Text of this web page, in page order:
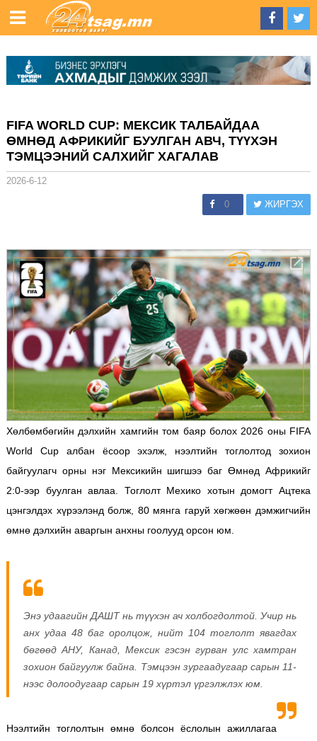
FIFA WORLD CUP: МЕКСИК ТАЛБАЙДАА
ӨМНӨД АФРИКИЙГ БУУЛГАН АВЧ, ТҮҮХЭН
ТЭМЦЭЭНИЙ САЛХИЙГ ХАГАЛАВ
2026-6-12
0 ЖИРГЭХ
Хөлбөмбөгийн дэлхийн хамгийн том баяр болох 2026 оны FIFA
World Cup албан ёсоор эхэлж, нээлтийн тоглолтод зохион
байгуулагч орны нэг Мексикийн шигшээ баг Өмнөд Африкийг
2:0-ээр буулган авлаа. Тоглолт Мехико хотын домогт Ацтека
цэнгэлдэх хүрээлэнд болж, 80 мянга гаруй хөгжөөн дэмжигчийн
өмнө дэлхийн аваргын анхны гоолууд орсон юм.
Энэ удаагийн ДАШТ нь түүхэн ач холбогдолтой. Учир нь
анх удаа 48 баг оролцож, нийт 104 тоглолт явагдах
бөгөөд АНУ, Канад, Мексик гэсэн гурван улс хамтран
зохион байгуулж байна. Тэмцээн зургаадугаар сарын 11-
нээс долоодугаар сарын 19 хүртэл үргэлжлэх юм.
Нээлтийн тоглолтын өмнө болсон ёслолын ажиллагаа